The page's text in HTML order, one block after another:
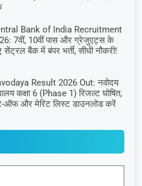
Bank of India Recruitment
7वीं, 10वीं पास और ग्रेजुएट्स के
सेंट्रल बैंक में बंपर भर्ती, सीधी नौकरी!
Result 2026 Out: नवोदय
कक्षा 6 (Phase 1) रिजल्ट घोषित,
ऑफ और मेरिट लिस्ट डाउनलोड करें